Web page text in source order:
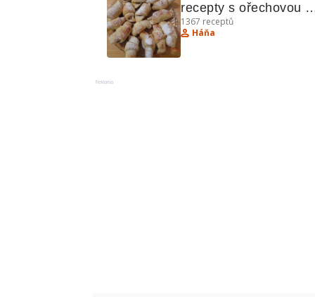
recepty s ořechovou
náplní a sýrovou
1367 receptů
Háňa
Reklama